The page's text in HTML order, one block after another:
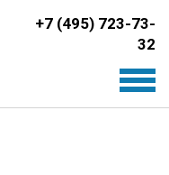
+7 (495) 723-73-
32